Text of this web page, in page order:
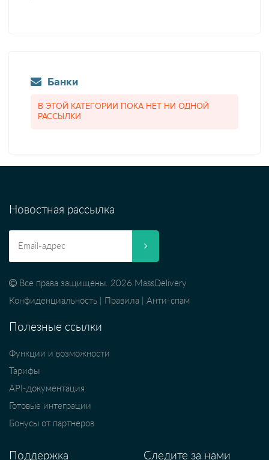
Банки
В ЭТОЙ КАТЕГОРИИ ПОКА НЕТ НИ ОДНОЙ
РАССЫЛКИ
Новостная рассылка
Все права защищены. 2026 MassDelivery
Конфиденциальность
Правила Анти-спам
Полезные ссылки
Функции и возможности
Тарифы
API-документация
Готовые интеграции
Бонусы от партнеров
Поддержка Следите за нами